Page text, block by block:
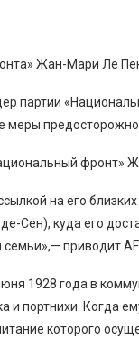
Жан-Мари Ле
партии
меры
фронт»
на его
Сен), куда его
приводит
1928 года в
и портнихи. Когда
которого